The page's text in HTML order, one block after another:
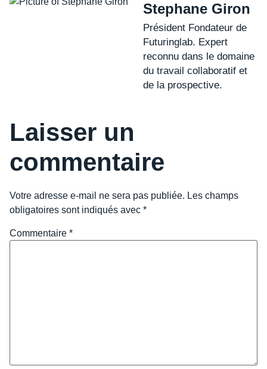
Stephane Giron
Président Fondateur de
Futuringlab. Expert
reconnu dans le domaine
du travail collaboratif et
de la prospective.
Laisser un
commentaire
Votre adresse e-mail ne sera pas publiée. Les champs
obligatoires sont indiqués avec *
Commentaire *